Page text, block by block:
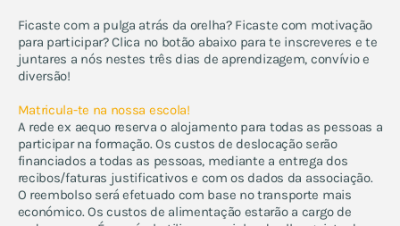
Ficaste com a pulga atrás da orelha? Ficaste com motivação
para participar? Clica no botão abaixo para te inscreveres e te
juntares a nós nestes três dias de aprendizagem, convívio e
diversão!
Matricula-te na nossa escola!
A rede ex aequo reserva o alojamento para todas as pessoas a
participar na formação. Os custos de deslocação serão
financiados a todas as pessoas, mediante a entrega dos
recibos/faturas justificativos e com os dados da associação.
O reembolso será efetuado com base no transporte mais
económico. Os custos de alimentação estarão a cargo de